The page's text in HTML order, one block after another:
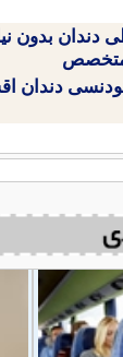
دندان بدون
متخصص
دندان